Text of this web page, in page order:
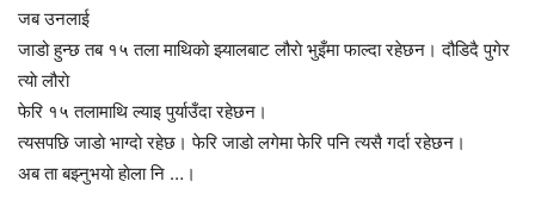
जब उनलाई
जाडो हुन्छ तब १५ तला माथिकाे झ्यालबाट लौराे भुइँमा फाल्दा रहेछन। दौडिदै पुगेर
त्याे लौराे
फेरि १५ तलामाथि ल्याइ पुर्याउँदा रहेछन।
त्यसपछि जाडाे भाग्दाे रहेछ। फेरि जाडो लगेमा फेरि पनि त्यसै गर्दा रहेछन।
अब ता बझ्नुभयाे हाेला नि …।